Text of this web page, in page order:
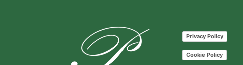
Privacy Policy
Cookie Policy